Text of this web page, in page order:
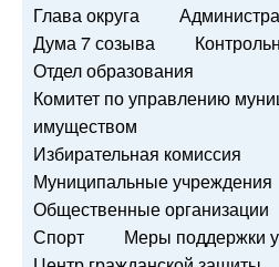
Глава округа
Дума 7 созыва
Отдел образования
Комитет по управлению
имуществом
Избирательная комиссия
Муниципальные учреждения
Общественные организации
Спорт
Меры поддержки